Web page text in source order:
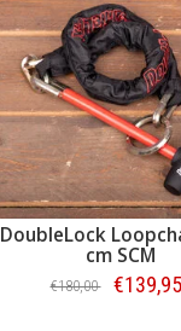
DoubleLock
cm SCM
€180,00 €139,95